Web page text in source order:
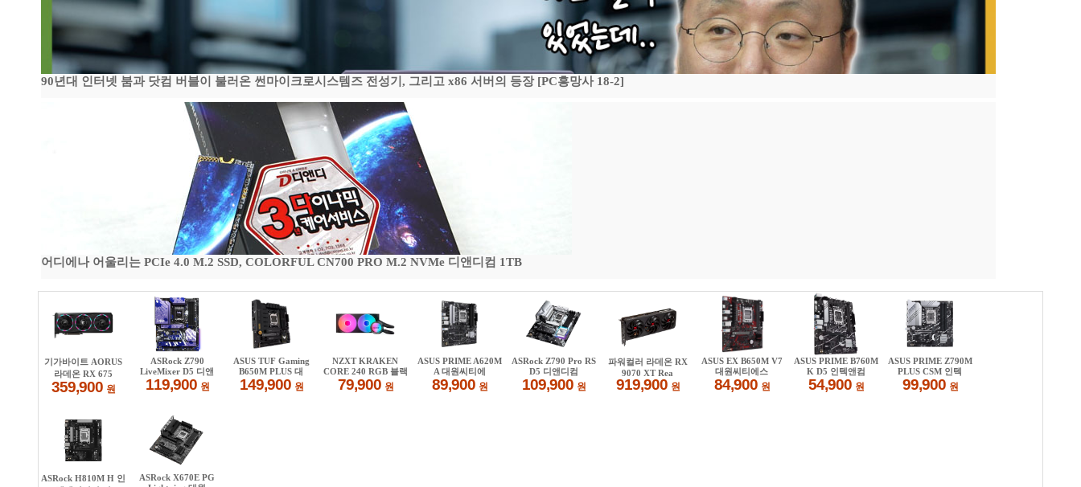
90년대 인터넷 붐과 닷컴 버블이 불러온 썬마이크로시스템즈 전성기, 그리고 x86 서버의 등장 [PC흥망사 18-2]
어디에나 어울리는 PCIe 4.0 M.2 SSD, COLORFUL CN700 PRO M.2 NVMe 디앤디컴 1TB